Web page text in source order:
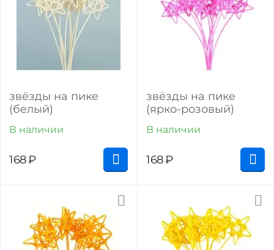
звёзды на пике
(белый)
В наличии
168₽
звёзды на пике
(ярко-розовый)
В наличии
168₽